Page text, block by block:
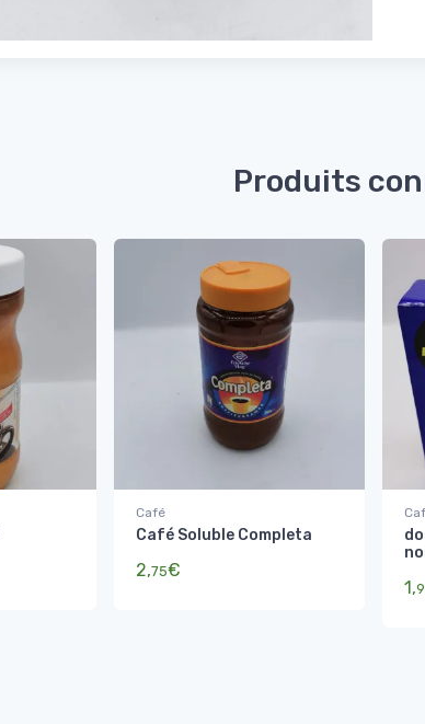
Produits
Café
Café Soluble Completa
2,75€
1,